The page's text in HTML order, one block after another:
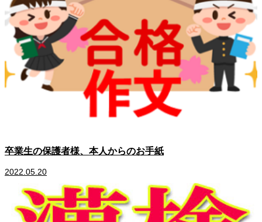
卒業生の保護者様、本人からのお手紙
2022.05.20